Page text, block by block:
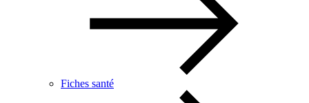
Fiches santé